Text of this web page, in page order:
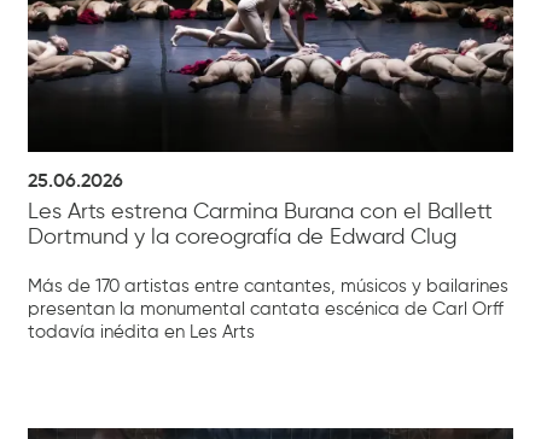
25.06.2026
Les Arts estrena Carmina Burana con el Ballett
Dortmund y la coreografía de Edward Clug
Más de 170 artistas entre cantantes, músicos y bailarines
presentan la monumental cantata escénica de Carl Orff
todavía inédita en Les Arts